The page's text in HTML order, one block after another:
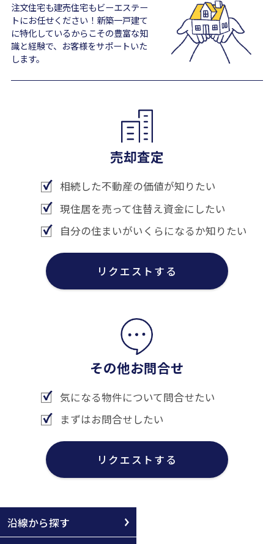
注文住宅も建売住宅もビーエステー
トにお任せください！新築一戸建て
に特化しているからこその豊富な知
識と経験で、お客様をサポートいた
します。
売却査定
相続した不動産の価値が知りたい
現住居を売って住替え資金にしたい
自分の住まいがいくらになるか知りたい
リクエストする
その他お問合せ
気になる物件について問合せたい
まずはお問合せしたい
リクエストする
沿線から探す